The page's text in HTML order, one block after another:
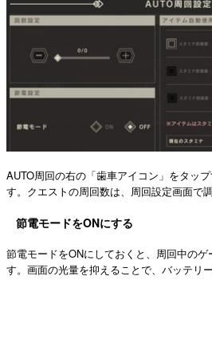
AUTO周回の右の「歯車アイコン」をタッ
す。クエストの周回数は、周回設定画面で調
節電モードをONにする
節電モードをONにしておくと、周回中の
す。画面の光量を抑えることで、バッテリ